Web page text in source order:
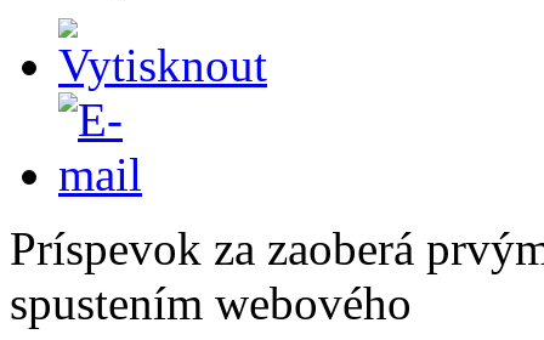
Príspevok za zaoberá
spustením webového